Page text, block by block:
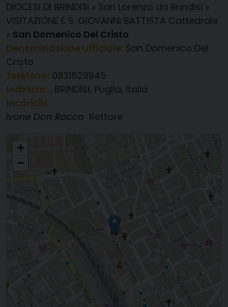
DIOCESI DI BRINDISI » San Lorenzo da Brindisi »
VISITAZIONE E S. GIOVANNI BATTISTA Cattedrale
» San Domenico Del Cristo
Denominazione ufficiale: San Domenico Del
Cristo
Telefono: 0831529945
Indirizzo: , BRINDISI, Puglia, Italia
Incarichi
Ivone Don Rocco Rettore
+
−